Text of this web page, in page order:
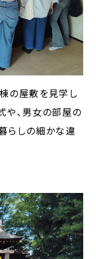
の屋敷を見学し
や、男女の部屋の
らしの細かな違